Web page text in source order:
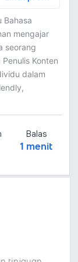
Bahasa
mengajar
seorang
Konten
dalam
Balas
1 menit